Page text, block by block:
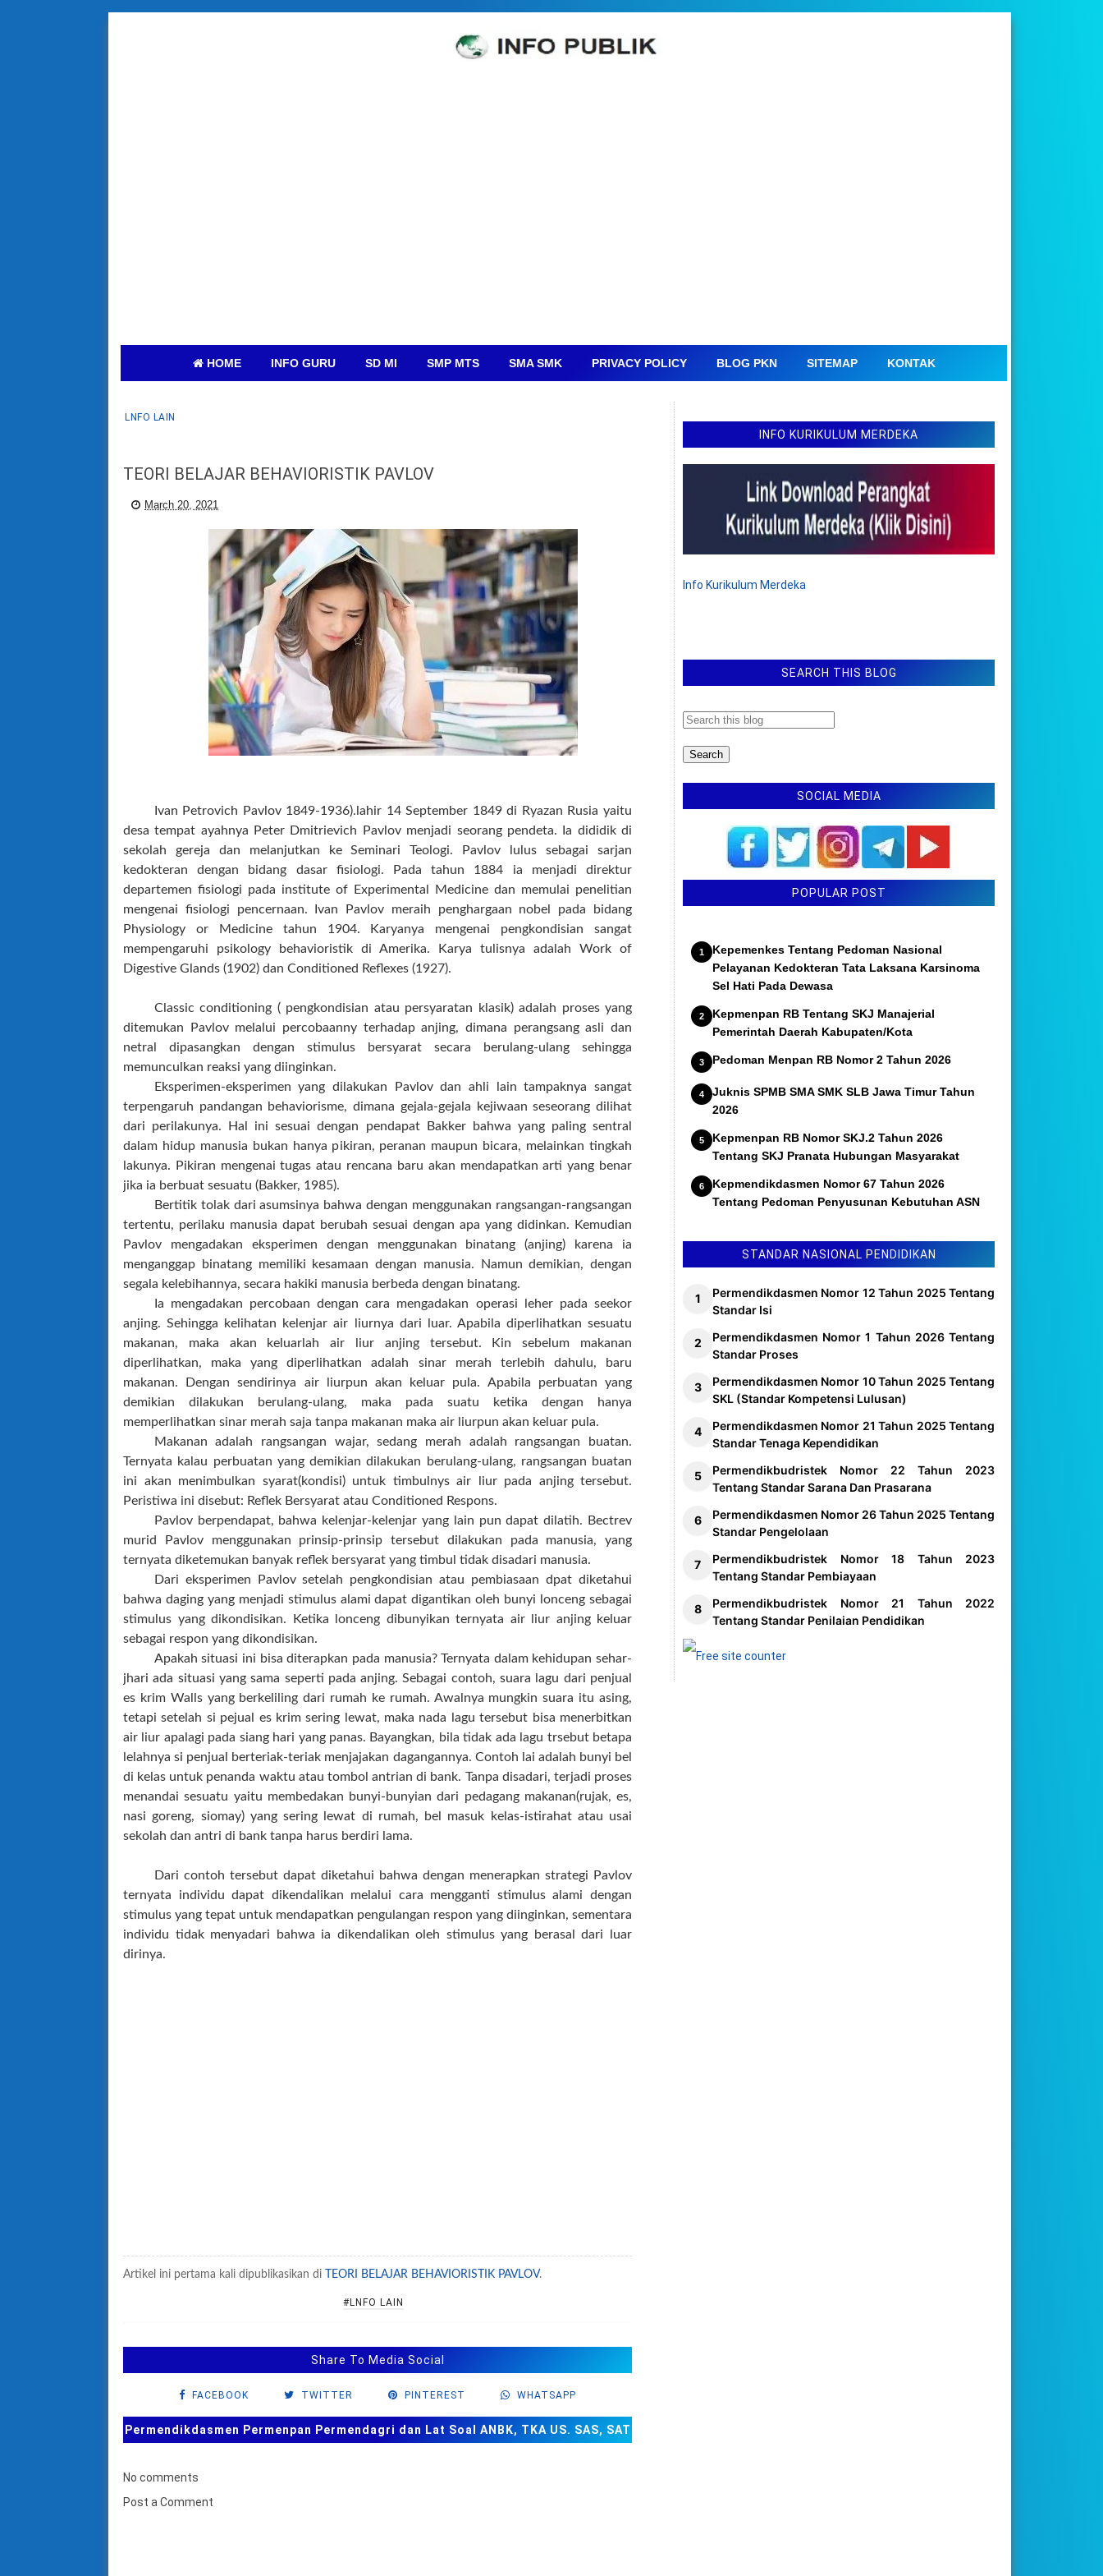
HOME INFO GURU SD MI SMP MTS SMA SMK PRIVACY POLICY BLOG PKN SITEMAP KONTAK
LNFO LAIN
TEORI BELAJAR BEHAVIORISTIK PAVLOV
March 20, 2021
Ivan Petrovich Pavlov 1849-1936).lahir 14 September 1849 di Ryazan Rusia yaitu
desa tempat ayahnya Peter Dmitrievich Pavlov menjadi seorang pendeta. Ia dididik di
sekolah gereja dan melanjutkan ke Seminari Teologi. Pavlov lulus sebagai sarjan
kedokteran dengan bidang dasar fisiologi. Pada tahun 1884 ia menjadi direktur
departemen fisiologi pada institute of Experimental Medicine dan memulai penelitian
mengenai fisiologi pencernaan. Ivan Pavlov meraih penghargaan nobel pada bidang
Physiology or Medicine tahun 1904. Karyanya mengenai pengkondisian sangat
mempengaruhi psikology behavioristik di Amerika. Karya tulisnya adalah Work of
Digestive Glands (1902) dan Conditioned Reflexes (1927).
Classic conditioning ( pengkondisian atau persyaratan klasik) adalah proses yang
ditemukan Pavlov melalui percobaanny terhadap anjing, dimana perangsang asli dan
netral dipasangkan dengan stimulus bersyarat secara berulang-ulang sehingga
memunculkan reaksi yang diinginkan.
Eksperimen-eksperimen yang dilakukan Pavlov dan ahli lain tampaknya sangat
terpengaruh pandangan behaviorisme, dimana gejala-gejala kejiwaan seseorang dilihat
dari perilakunya. Hal ini sesuai dengan pendapat Bakker bahwa yang paling sentral
dalam hidup manusia bukan hanya pikiran, peranan maupun bicara, melainkan tingkah
lakunya. Pikiran mengenai tugas atau rencana baru akan mendapatkan arti yang benar
jika ia berbuat sesuatu (Bakker, 1985).
Bertitik tolak dari asumsinya bahwa dengan menggunakan rangsangan-rangsangan
tertentu, perilaku manusia dapat berubah sesuai dengan apa yang didinkan. Kemudian
Pavlov mengadakan eksperimen dengan menggunakan binatang (anjing) karena ia
menganggap binatang memiliki kesamaan dengan manusia. Namun demikian, dengan
segala kelebihannya, secara hakiki manusia berbeda dengan binatang.
Ia mengadakan percobaan dengan cara mengadakan operasi leher pada seekor
anjing. Sehingga kelihatan kelenjar air liurnya dari luar. Apabila diperlihatkan sesuatu
makanan, maka akan keluarlah air liur anjing tersebut. Kin sebelum makanan
diperlihatkan, maka yang diperlihatkan adalah sinar merah terlebih dahulu, baru
makanan. Dengan sendirinya air liurpun akan keluar pula. Apabila perbuatan yang
demikian dilakukan berulang-ulang, maka pada suatu ketika dengan hanya
memperlihatkan sinar merah saja tanpa makanan maka air liurpun akan keluar pula.
Makanan adalah rangsangan wajar, sedang merah adalah rangsangan buatan.
Ternyata kalau perbuatan yang demikian dilakukan berulang-ulang, rangsangan buatan
ini akan menimbulkan syarat(kondisi) untuk timbulnys air liur pada anjing tersebut.
Peristiwa ini disebut: Reflek Bersyarat atau Conditioned Respons.
Pavlov berpendapat, bahwa kelenjar-kelenjar yang lain pun dapat dilatih. Bectrev
murid Pavlov menggunakan prinsip-prinsip tersebut dilakukan pada manusia, yang
ternyata diketemukan banyak reflek bersyarat yang timbul tidak disadari manusia.
Dari eksperimen Pavlov setelah pengkondisian atau pembiasaan dpat diketahui
bahwa daging yang menjadi stimulus alami dapat digantikan oleh bunyi lonceng sebagai
stimulus yang dikondisikan. Ketika lonceng dibunyikan ternyata air liur anjing keluar
sebagai respon yang dikondisikan.
Apakah situasi ini bisa diterapkan pada manusia? Ternyata dalam kehidupan sehar-
jhari ada situasi yang sama seperti pada anjing. Sebagai contoh, suara lagu dari penjual
es krim Walls yang berkeliling dari rumah ke rumah. Awalnya mungkin suara itu asing,
tetapi setelah si pejual es krim sering lewat, maka nada lagu tersebut bisa menerbitkan
air liur apalagi pada siang hari yang panas. Bayangkan, bila tidak ada lagu trsebut betapa
lelahnya si penjual berteriak-teriak menjajakan dagangannya. Contoh lai adalah bunyi bel
di kelas untuk penanda waktu atau tombol antrian di bank. Tanpa disadari, terjadi proses
menandai sesuatu yaitu membedakan bunyi-bunyian dari pedagang makanan(rujak, es,
nasi goreng, siomay) yang sering lewat di rumah, bel masuk kelas-istirahat atau usai
sekolah dan antri di bank tanpa harus berdiri lama.
Dari contoh tersebut dapat diketahui bahwa dengan menerapkan strategi Pavlov
ternyata individu dapat dikendalikan melalui cara mengganti stimulus alami dengan
stimulus yang tepat untuk mendapatkan pengulangan respon yang diinginkan, sementara
individu tidak menyadari bahwa ia dikendalikan oleh stimulus yang berasal dari luar
dirinya.
Artikel ini pertama kali dipublikasikan di TEORI BELAJAR BEHAVIORISTIK PAVLOV.
#LNFO LAIN
Share To Media Social
FACEBOOK TWITTER PINTEREST WHATSAPP
Permendikdasmen Permenpan Permendagri dan Lat Soal ANBK, TKA US. SAS, SAT
No comments
Post a Comment
INFO KURIKULUM MERDEKA
Info Kurikulum Merdeka
SEARCH THIS BLOG
SOCIAL MEDIA
POPULAR POST
Kepemenkes Tentang Pedoman Nasional
Pelayanan Kedokteran Tata Laksana Karsinoma
Sel Hati Pada Dewasa
Kepmenpan RB Tentang SKJ Manajerial
Pemerintah Daerah Kabupaten/Kota
Pedoman Menpan RB Nomor 2 Tahun 2026
Juknis SPMB SMA SMK SLB Jawa Timur Tahun
2026
Kepmenpan RB Nomor SKJ.2 Tahun 2026
Tentang SKJ Pranata Hubungan Masyarakat
Kepmendikdasmen Nomor 67 Tahun 2026
Tentang Pedoman Penyusunan Kebutuhan ASN
STANDAR NASIONAL PENDIDIKAN
Permendikdasmen Nomor 12 Tahun 2025 Tentang
Standar Isi
Permendikdasmen Nomor 1 Tahun 2026 Tentang
Standar Proses
Permendikdasmen Nomor 10 Tahun 2025 Tentang
SKL (Standar Kompetensi Lulusan)
Permendikdasmen Nomor 21 Tahun 2025 Tentang
Standar Tenaga Kependidikan
Permendikbudristek Nomor 22 Tahun 2023
Tentang Standar Sarana Dan Prasarana
Permendikdasmen Nomor 26 Tahun 2025 Tentang
Standar Pengelolaan
Permendikbudristek Nomor 18 Tahun 2023
Tentang Standar Pembiayaan
Permendikbudristek Nomor 21 Tahun 2022
Tentang Standar Penilaian Pendidikan